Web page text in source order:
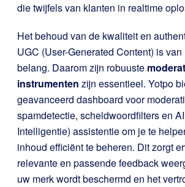
die twijfels van klanten in realtime
Het behoud van de kwaliteit en
UGC (User-Generated Content) is
belang. Daarom zijn robuuste
instrumenten zijn essentieel. Yotpo
geavanceerd dashboard voor
spamdetectie, scheldwoordfilters en
Intelligentie) assistentie om je te
inhoud efficiënt te beheren. Dit zorgt
relevante en passende feedback
uw merk wordt beschermd en het